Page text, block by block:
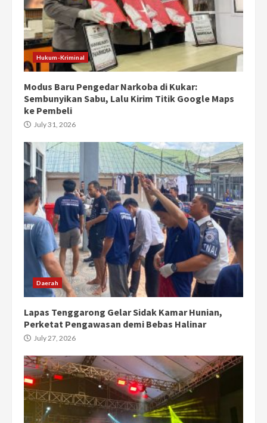
Hukum-Kriminal
Modus Baru Pengedar Narkoba di Kukar:
Sembunyikan Sabu, Lalu Kirim Titik Google Maps
ke Pembeli
July 31, 2026
Daerah
Lapas Tenggarong Gelar Sidak Kamar Hunian,
Perketat Pengawasan demi Bebas Halinar
July 27, 2026